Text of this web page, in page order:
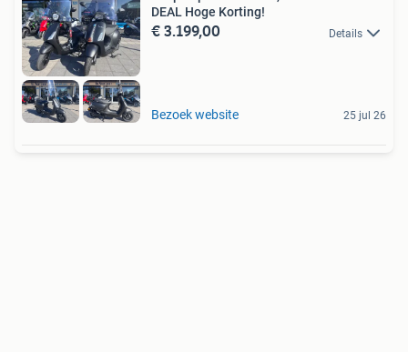
DEAL Hoge Korting!
€ 3.199,00 Details
Bezoek website 25 jul 26